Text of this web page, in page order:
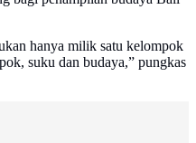
hanya milik satu kelompok
suku dan budaya,” pungkas